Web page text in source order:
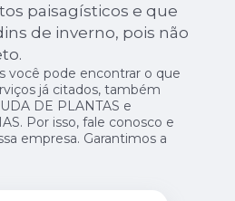
paisagísticos e que
de inverno, pois não
você pode encontrar o que
já citados, também
DE PLANTAS e
Por isso, fale conosco e
empresa. Garantimos a